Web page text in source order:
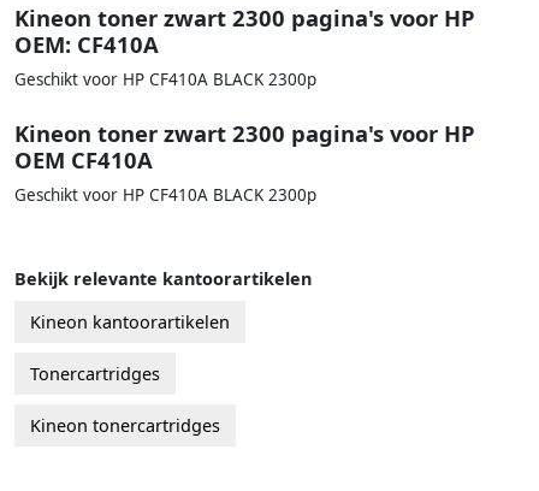
Kineon toner zwart 2300 pagina's voor HP
OEM: CF410A
Geschikt voor HP CF410A BLACK 2300p
Kineon toner zwart 2300 pagina's voor HP
OEM CF410A
Geschikt voor HP CF410A BLACK 2300p
Bekijk relevante kantoorartikelen
Kineon kantoorartikelen
Tonercartridges
Kineon tonercartridges